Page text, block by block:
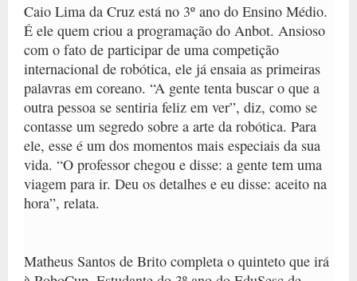
Caio Lima da Cruz está no 3º ano do Ensino Médio.
É ele quem criou a programação do Anbot. Ansioso
com o fato de participar de uma competição
internacional de robótica, ele já ensaia as primeiras
palavras em coreano. “A gente tenta buscar o que a
outra pessoa se sentiria feliz em ver”, diz, como se
contasse um segredo sobre a arte da robótica. Para
ele, esse é um dos momentos mais especiais da sua
vida. “O professor chegou e disse: a gente tem uma
viagem para ir. Deu os detalhes e eu disse: aceito na
hora”, relata.
Matheus Santos de Brito completa o quinteto que irá